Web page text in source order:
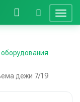
дежи 7/19